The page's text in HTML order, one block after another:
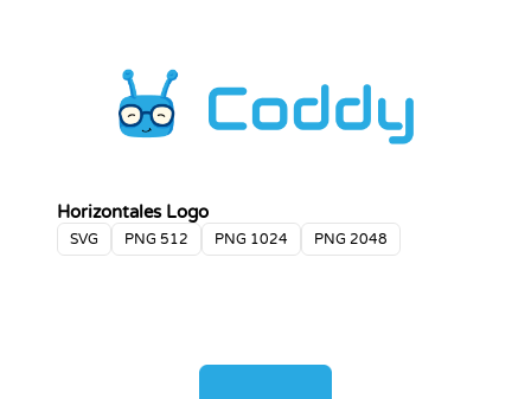
Horizontales Logo
SVG PNG 512 PNG 1024 PNG 2048